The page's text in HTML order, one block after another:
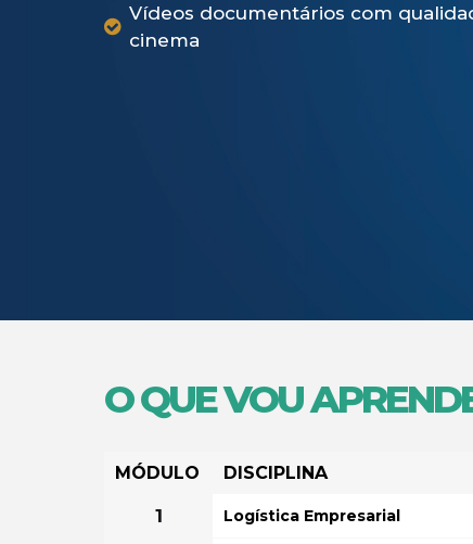
Vídeos documentários com
cinema
O QUE VOU
MÓDULO DISCIPLINA
1 Logística Empresarial